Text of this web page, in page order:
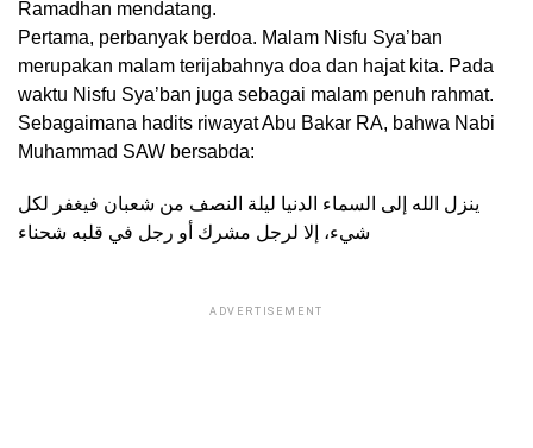
Ramadhan mendatang.
Pertama, perbanyak berdoa. Malam Nisfu Sya’ban
merupakan malam terijabahnya doa dan hajat kita. Pada
waktu Nisfu Sya’ban juga sebagai malam penuh rahmat.
Sebagaimana hadits riwayat Abu Bakar RA, bahwa Nabi
Muhammad SAW bersabda:
ينزل الله إلى السماء الدنيا ليلة النصف من شعبان فيغفر لكل
شيء، إلا لرجل مشرك أو رجل في قلبه شحناء
ADVERTISEMENT